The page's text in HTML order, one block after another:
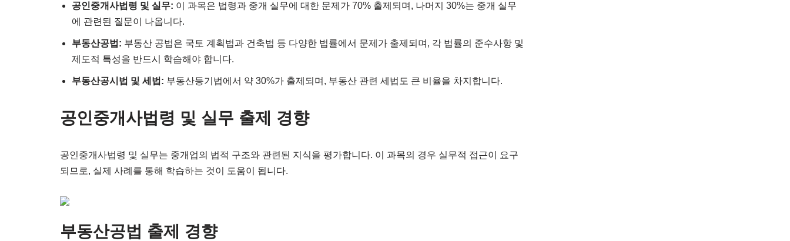
공인중개사법령 및 실무: 이 과목은 법령과 중개 실무에 대한 문제가 70% 출제되며, 나머지 30%는 중개 실무
에 관련된 질문이 나옵니다.
부동산공법: 부동산 공법은 국토 계획법과 건축법 등 다양한 법률에서 문제가 출제되며, 각 법률의 준수사항 및
제도적 특성을 반드시 학습해야 합니다.
부동산공시법 및 세법: 부동산등기법에서 약 30%가 출제되며, 부동산 관련 세법도 큰 비율을 차지합니다.
공인중개사법령 및 실무 출제 경향
공인중개사법령 및 실무는 중개업의 법적 구조와 관련된 지식을 평가합니다. 이 과목의 경우 실무적 접근이 요구
되므로, 실제 사례를 통해 학습하는 것이 도움이 됩니다.
부동산공법 출제 경향